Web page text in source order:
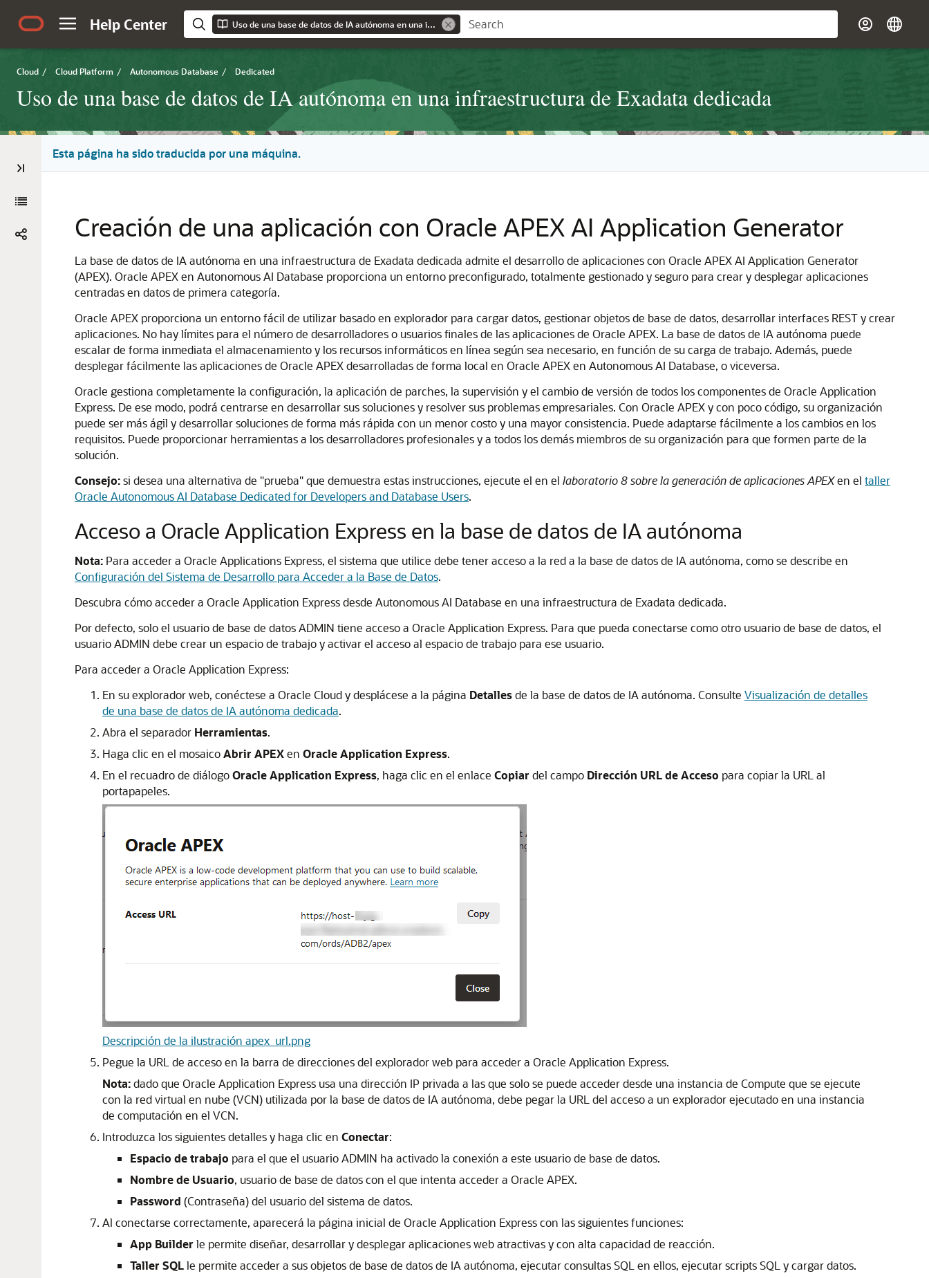
Help Center Uso de una base de datos de IA autónoma en una infraestructura de Exadata dedicada
Cloud / Cloud Platform / Autonomous Database / Dedicated
Uso de una base de datos de IA autónoma en una infraestructura de Exadata dedicada
Esta página ha sido traducida por una máquina.
Creación de una aplicación con Oracle APEX AI Application Generator
La base de datos de IA autónoma en una infraestructura de Exadata dedicada admite el desarrollo de aplicaciones con Oracle APEX AI Application Generator
(APEX). Oracle APEX en Autonomous AI Database proporciona un entorno preconfigurado, totalmente gestionado y seguro para crear y desplegar aplicaciones
centradas en datos de primera categoría.
Oracle APEX proporciona un entorno fácil de utilizar basado en explorador para cargar datos, gestionar objetos de base de datos, desarrollar interfaces REST y crear
aplicaciones. No hay límites para el número de desarrolladores o usuarios finales de las aplicaciones de Oracle APEX. La base de datos de IA autónoma puede
escalar de forma inmediata el almacenamiento y los recursos informáticos en línea según sea necesario, en función de su carga de trabajo. Además, puede
desplegar fácilmente las aplicaciones de Oracle APEX desarrolladas de forma local en Oracle APEX en Autonomous AI Database, o viceversa.
Oracle gestiona completamente la configuración, la aplicación de parches, la supervisión y el cambio de versión de todos los componentes de Oracle Application
Express. De ese modo, podrá centrarse en desarrollar sus soluciones y resolver sus problemas empresariales. Con Oracle APEX y con poco código, su organización
puede ser más ágil y desarrollar soluciones de forma más rápida con un menor costo y una mayor consistencia. Puede adaptarse fácilmente a los cambios en los
requisitos. Puede proporcionar herramientas a los desarrolladores profesionales y a todos los demás miembros de su organización para que formen parte de la
solución.
Consejo:si desea una alternativa de "prueba" que demuestra estas instrucciones, ejecute el en el laboratorio 8 sobre la generación de aplicaciones APEXen el taller
Oracle Autonomous AI Database Dedicated for Developers and Database Users.
Acceso a Oracle Application Express en la base de datos de IA autónoma
Nota: Para acceder a Oracle Applications Express, el sistema que utilice debe tener acceso a la red a la base de datos de IA autónoma, como se describe en
Configuración del Sistema de Desarrollo para Acceder a la Base de Datos.
Descubra cómo acceder a Oracle Application Express desde Autonomous AI Database en una infraestructura de Exadata dedicada.
Por defecto, solo el usuario de base de datos ADMIN tiene acceso a Oracle Application Express. Para que pueda conectarse como otro usuario de base de datos, el
usuario ADMIN debe crear un espacio de trabajo y activar el acceso al espacio de trabajo para ese usuario.
Para acceder a Oracle Application Express:
En su explorador web, conéctese a Oracle Cloud y desplácese a la página Detallesde la base de datos de IA autónoma. Consulte Visualización de detalles
de una base de datos de IA autónoma dedicada.
Abra el separador Herramientas.
Haga clic en el mosaicoAbrir APEXen Oracle Application Express.
En el recuadro de diálogoOracle Application Express, haga clic en el enlace Copiar del campo Dirección URL de Acceso para copiar la URL al
portapapeles.
Descripción de la ilustración apex_url.png
Pegue la URL de acceso en la barra de direcciones del explorador web para acceder a Oracle Application Express.
Nota:dado que Oracle Application Express usa una dirección IP privada a las que solo se puede acceder desde una instancia de Compute que se ejecute
con la red virtual en nube (VCN) utilizada por la base de datos de IA autónoma, debe pegar la URL del acceso a un explorador ejecutado en una instancia
de computación en el VCN.
Introduzca los siguientes detalles y haga clic en Conectar:
Espacio de trabajo para el que el usuario ADMIN ha activado la conexión a este usuario de base de datos.
Nombre de Usuario, usuario de base de datos con el que intenta acceder a Oracle APEX.
Password (Contraseña) del usuario del sistema de datos.
Al conectarse correctamente, aparecerá la página inicial de Oracle Application Express con las siguientes funciones:
App Builder le permite diseñar, desarrollar y desplegar aplicaciones web atractivas y con alta capacidad de reacción.
Taller SQLle permite acceder a sus objetos de base de datos de IA autónoma, ejecutar consultas SQL en ellos, ejecutar scripts SQL y cargar datos.